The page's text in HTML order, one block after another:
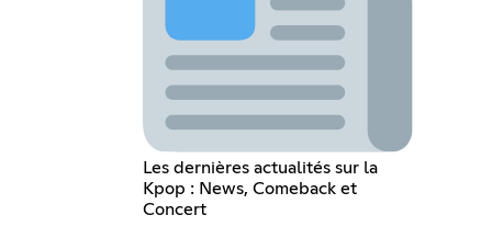
Les dernières actualités sur la
Kpop : News, Comeback et
Concert